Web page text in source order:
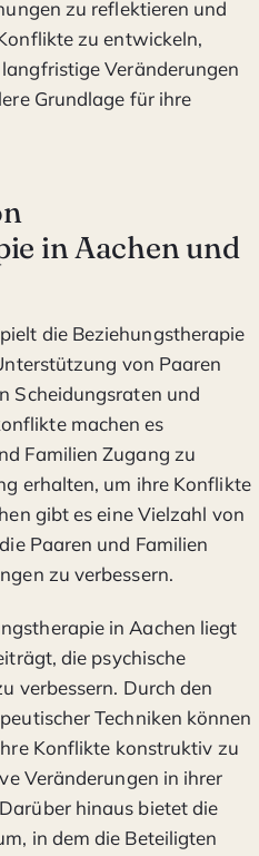
zu reflektieren und
zu entwickeln,
Veränderungen
Grundlage für ihre
in Aachen und
die Beziehungstherapie
von Paaren
Scheidungsraten und
machen es
Familien Zugang zu
erhalten, um ihre Konflikte
gibt es eine Vielzahl von
Paaren und Familien
zu verbessern.
in Aachen liegt
die psychische
verbessern. Durch den
Techniken können
Konflikte konstruktiv zu
Veränderungen in ihrer
hinaus bietet die
in dem die Beteiligten